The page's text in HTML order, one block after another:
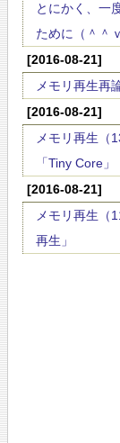
とにかく、一
ために（＾＾ｖ
[2016-08-21]
メモリ再生再
[2016-08-21]
メモリ再生（
「Tiny Core」
[2016-08-21]
メモリ再生（
再生」